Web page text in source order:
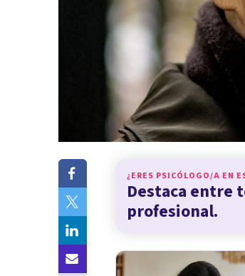
¿ERES PSICÓLOGO/A EN
Destaca entre
profesional.